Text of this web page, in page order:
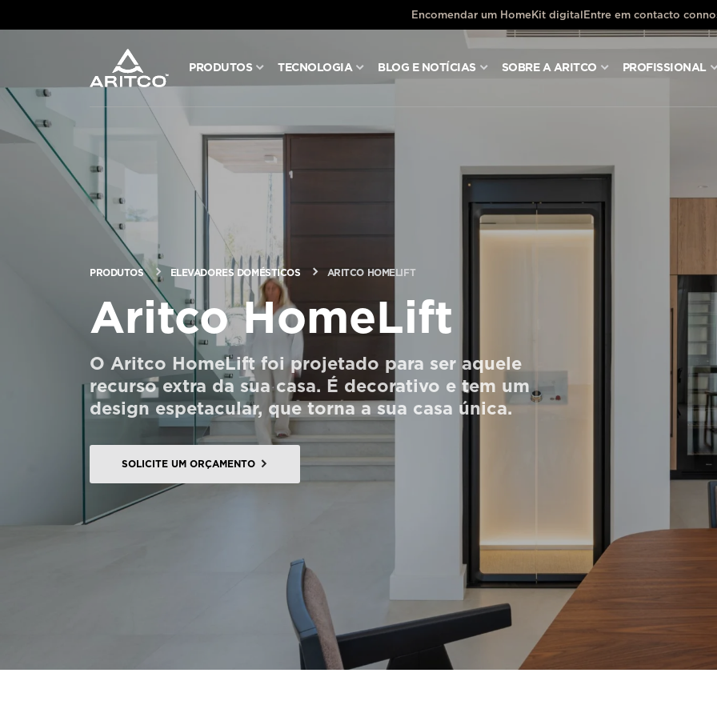
Encomendar um HomeKit digital Entre em contacto
PRODUTOS TECNOLOGIA BLOG E NOTÍCIAS SOBRE A ARITCO PROFISSIONAL
TECNOLOGIA
BLOG E NOTÍCIAS
SOBRE A ARITCO
PROFISSIONAL
Encomendar um HomeKit digital
Entre em contacto connosco
Estimativa de preço
Subscreva a newsletter
PRODUTOS ELEVADORES DOMÉSTICOS ARITCO HOMELIFT
Aritco HomeLift
O Aritco HomeLift foi projetado para ser aquele
recurso extra da sua casa. É decorativo e tem um
design espetacular, que torna a sua casa única.
SOLICITE UM ORÇAMENTO